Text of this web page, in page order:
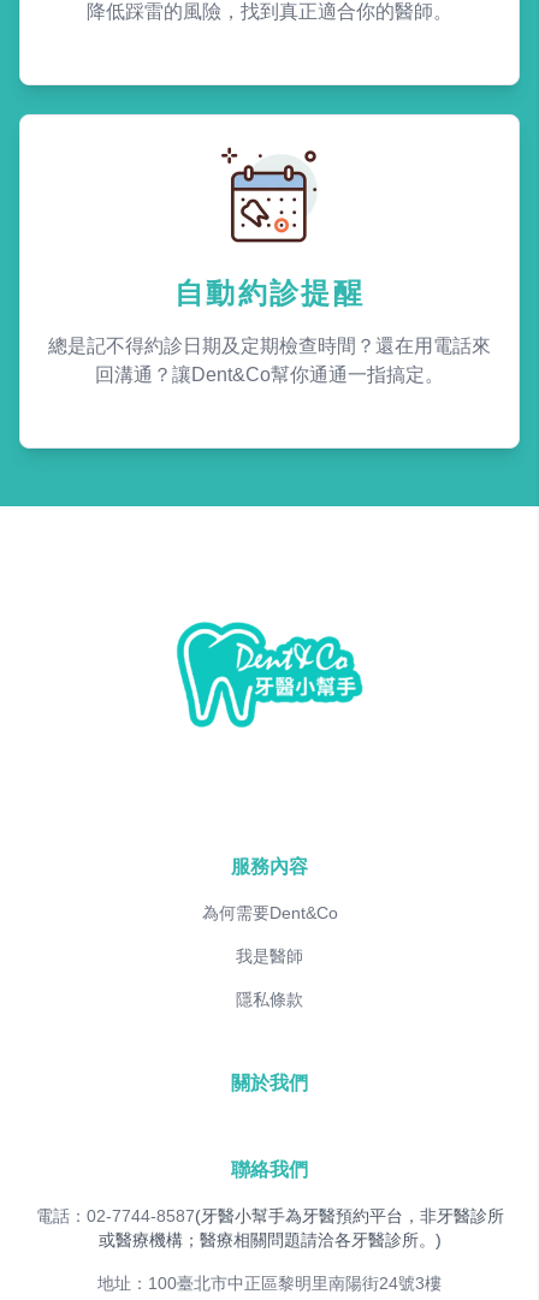
降低踩雷的風險，找到真正適合你的醫師。
自動約診提醒
總是記不得約診日期及定期檢查時間？還在用電話來
回溝通？讓Dent&Co幫你通通一指搞定。
服務內容
為何需要Dent&Co
我是醫師
隱私條款
關於我們
聯絡我們
電話：02-7744-8587(牙醫小幫手為牙醫預約平台，非牙醫診所
或醫療機構；醫療相關問題請洽各牙醫診所。)
地址：100臺北市中正區黎明里南陽街24號3樓